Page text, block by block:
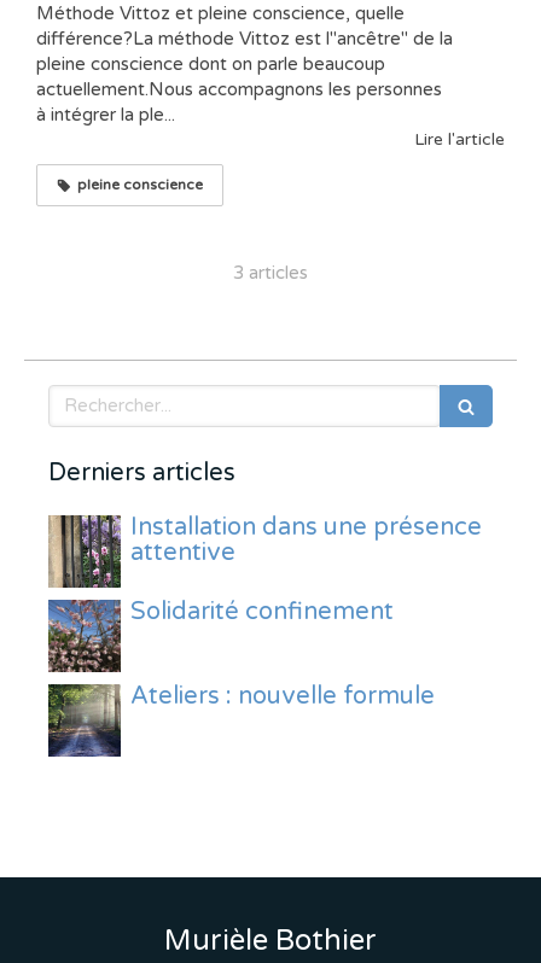
Méthode Vittoz et pleine conscience, quelle
différence?La méthode Vittoz est l"ancêtre" de la
pleine conscience dont on parle beaucoup
actuellement.Nous accompagnons les personnes
à intégrer la ple...
Lire l'article
pleine conscience
3 articles
Rechercher
Derniers articles
Installation dans une présence
attentive
Solidarité confinement
Ateliers : nouvelle formule
Murièle Bothier